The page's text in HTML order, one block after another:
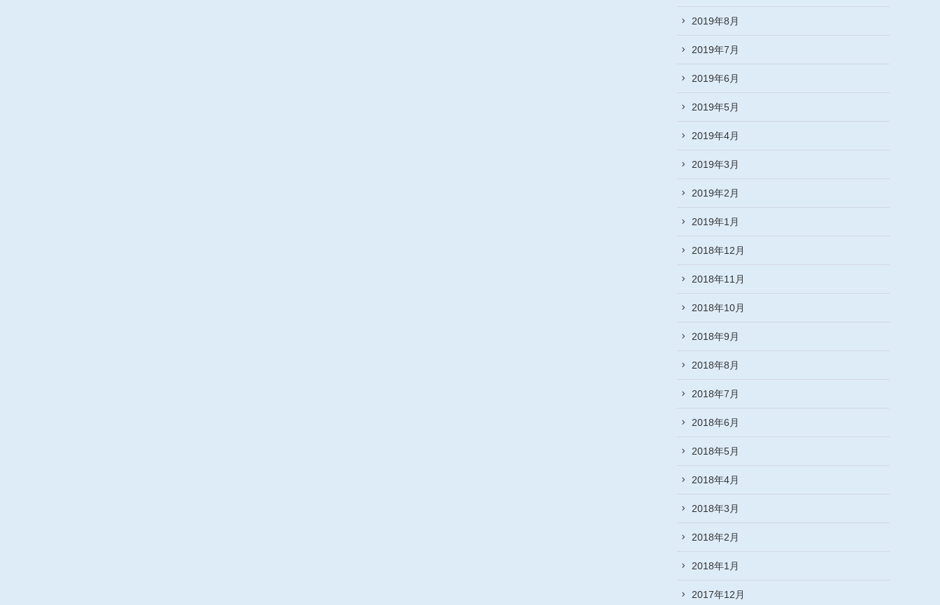
2019年8月
2019年7月
2019年6月
2019年5月
2019年4月
2019年3月
2019年2月
2019年1月
2018年12月
2018年11月
2018年10月
2018年9月
2018年8月
2018年7月
2018年6月
2018年5月
2018年4月
2018年3月
2018年2月
2018年1月
2017年12月